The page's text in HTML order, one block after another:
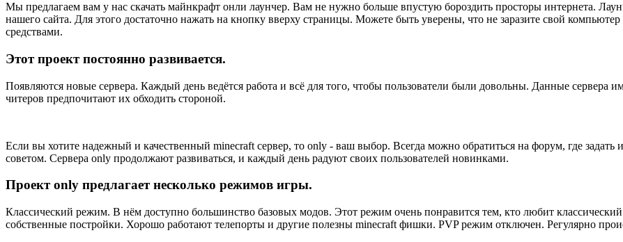
Мы предлагаем вам у нас скачать майнкрафт онли лаунчер. Вам не нужно больше впустую бороздить просторы интернета.
нашего сайта. Для этого достаточно нажать на кнопку вверху страницы. Можете быть уверены, что не заразите свой
средствами.
Этот проект постоянно развивается.
Появляются новые сервера. Каждый день ведётся работа и всё для того, чтобы пользователи были довольны. Данные сервера
читеров предпочитают их обходить стороной.
Если вы хотите надежный и качественный minecraft сервер, то only - ваш выбор. Всегда можно обратиться на форум, где
советом. Сервера only продолжают развиваться, и каждый день радуют своих пользователей новинками.
Проект only предлагает несколько режимов игры.
Классический режим. В нём доступно большинство базовых модов. Этот режим очень понравится тем, кто любит
собственные постройки. Хорошо работают телепорты и другие полезны minecraft фишки. PVP режим отключен. Регулярно